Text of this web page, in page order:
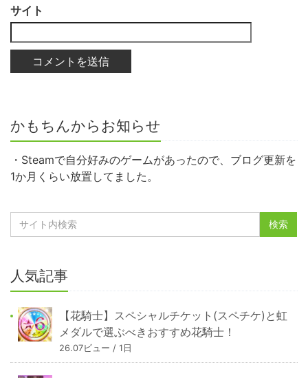
サイト
かもちんからお知らせ
・Steamで自分好みのゲームがあったので、ブログ更新を
1か月くらい放置してました。
人気記事
【花騎士】スペシャルチケット(スペチケ)と虹
メダルで選ぶべきおすすめ花騎士！
26.07ビュー / 1日